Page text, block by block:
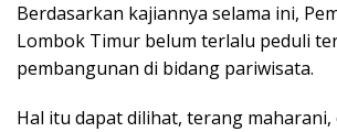
Berdasarkan kajiannya selama ini,
Lombok Timur belum terlalu peduli
pembangunan di bidang pariwisata.
Hal itu dapat dilihat, terang